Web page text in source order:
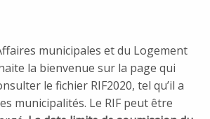
municipales et du Logement
la bienvenue sur la page qui
le fichier RIF2020, tel qu’il a
municipalités. Le RIF peut être